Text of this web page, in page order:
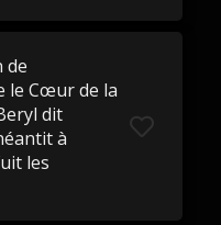
de
le Cœur de la
dit
à
les